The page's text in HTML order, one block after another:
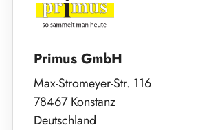
Primus GmbH
Max-Stromeyer-Str. 116
78467 Konstanz
Deutschland